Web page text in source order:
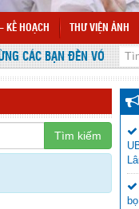
KẾ HOẠCH THƯ VIỆN ẢNH
CÁC BẠN ĐẾN VỚI
Tìm kiếm